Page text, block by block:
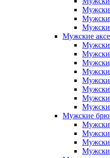
Мужские
Мужские